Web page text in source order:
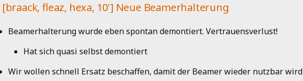
[braack, fleaz, hexa, 10'] Neue Beamerhalterung
Beamerhalterung wurde eben spontan demontiert. Vertrauensverlust!
Hat sich quasi selbst demontiert
Wir wollen schnell Ersatz beschaffen, damit der Beamer wieder nutzbar wird